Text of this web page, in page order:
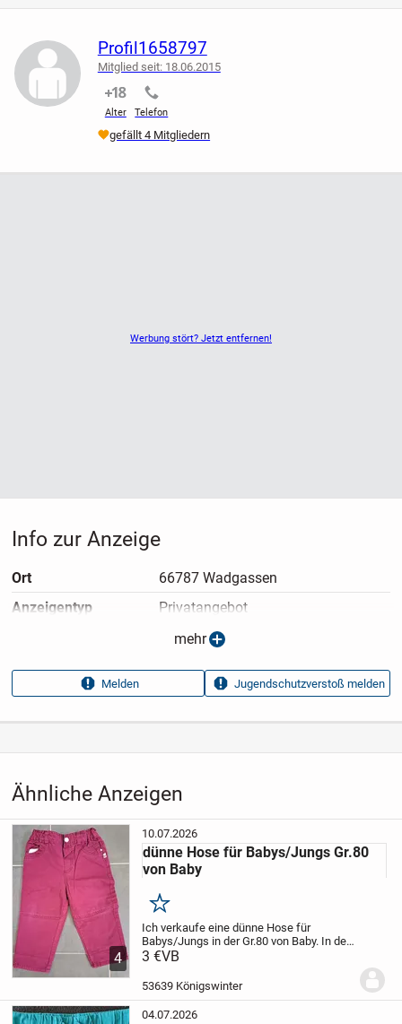
Versand möglich
Werbung stört? Jetzt entfernen!
Ähnliche Anzeigen
4
10.07.2026
dünne Hose für Babys/Jungs Gr.80
von Baby
Merken
Ich verkaufe eine dünne Hose für
Babys/Jungs in der Gr.80 von Baby. In der
Farbe Bordeaux-rot, mit Druckknopf, zwei
verstellen (siehe Bild). Die Hose ist vom
3 €VB
53639 Königswinter
04.07.2026
Profil1658797
Mitglied seit: 18.06.2015
Alter
nicht verifiziert
Telefon
nicht verifiziert
gefällt 4 Mitgliedern
Info zur Anzeige
Ort
66787 Wadgassen
Anzeigen­typ
Privatangebot
09.07.2026
Anzeigen­kennung
87171da2
Aufrufe dieser
47
Babykleidung›Babyhosen
mehr
Melden Jugendschutzverstoß melden